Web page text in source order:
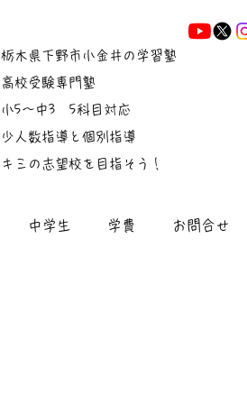
栃木県下野市小金井の学習塾
高校受験専門塾
小5～中3 5科目対応
少人数指導と個別指導
キミの志望校を目指そう！
中学生 学費 お問合せ